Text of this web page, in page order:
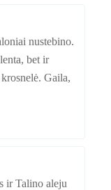
nustebino.
bet ir
Gaila,
ir Talino aleju